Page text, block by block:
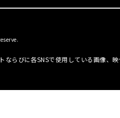
ならびに各SNSで使用している画像、